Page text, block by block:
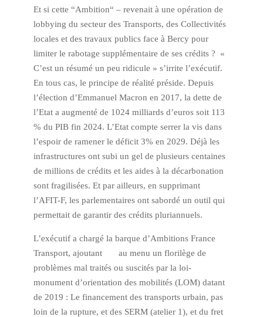
Et si cette “Ambition“ – revenait à une opération de
lobbying du secteur des Transports, des Collectivités
locales et des travaux publics face à Bercy pour
limiter le rabotage supplémentaire de ses crédits ? «
C’est un résumé un peu ridicule » s’irrite l’exécutif.
En tous cas, le principe de réalité préside. Depuis
l’élection d’Emmanuel Macron en 2017, la dette de
l’Etat a augmenté de 1024 milliards d’euros soit 113
% du PIB fin 2024. L’Etat compte serrer la vis dans
l’espoir de ramener le déficit 3% en 2029. Déjà les
infrastructures ont subi un gel de plusieurs centaines
de millions de crédits et les aides à la décarbonation
sont fragilisées. Et par ailleurs, en supprimant
l’AFIT-F, les parlementaires ont sabordé un outil qui
permettait de garantir des crédits pluriannuels.
L’exécutif a chargé la barque d’Ambitions France
Transport, ajoutant au menu un florilège de
problèmes mal traités ou suscités par la loi-
monument d’orientation des mobilités (LOM) datant
de 2019 : Le financement des transports urbain, pas
loin de la rupture, et des SERM (atelier 1), et du fret